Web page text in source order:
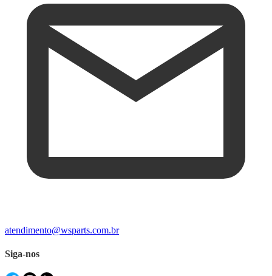
atendimento@wsparts.com.br
Siga-nos